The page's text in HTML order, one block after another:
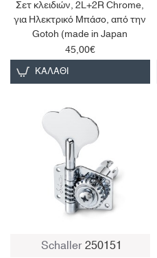
Σετ κλειδιών, 2L+2R Chrome,
για Ηλεκτρικό Μπάσο, από την
Gotoh (made in Japan
45,00€
ΚΑΛΆΘΙ
Schaller250151